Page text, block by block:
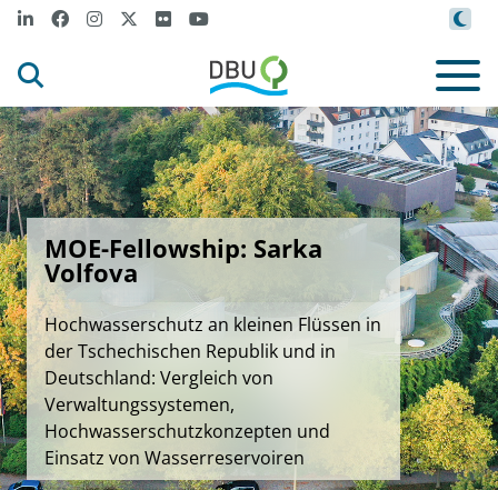
MOE-Fellowship: Sarka
Volfova
Hochwasserschutz an kleinen Flüssen in
der Tschechischen Republik und in
Deutschland: Vergleich von
Verwaltungssystemen,
Hochwasserschutzkonzepten und
Einsatz von Wasserreservoiren